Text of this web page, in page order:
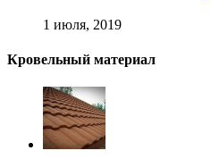
1 июля, 2019
Кровельный материал